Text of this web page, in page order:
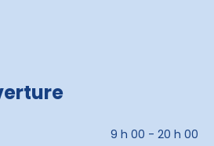
9 h 00 - 20 h 00